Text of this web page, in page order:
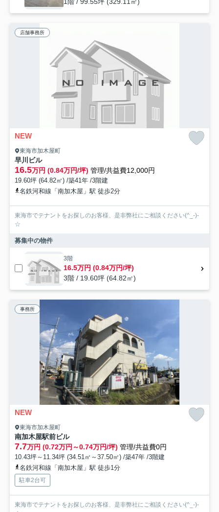
店舗事務所
NEW
東海市加木屋町
早川ビル
16.5万円 (0.84万円/坪) 管理/共益費12,000円
19.60坪 (64.82㎡) /築41年 /3階建
名鉄河和線「南加木屋」駅 徒歩2分
東海市でテナントをお探しのお客様、是非弊社にご相談ください(^_-)-
☆
募集中の物件
3階
16.5万円 (0.84万円/坪)
3階 / 19.60坪 (64.82㎡)
事務所
NEW
東海市加木屋町
南加木屋駅前ビル
7.7万円 (0.72万円～0.74万円/坪) 管理/共益費0円
10.43坪～11.34坪 (34.51㎡～37.50㎡) /築47年 /3階建
名鉄河和線「南加木屋」駅 徒歩1分
駐車2台可
東海市でテナントをお探しのお客様、是非弊社にご相談ください(^_-)-